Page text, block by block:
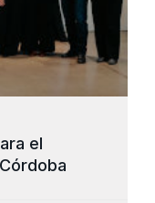
el